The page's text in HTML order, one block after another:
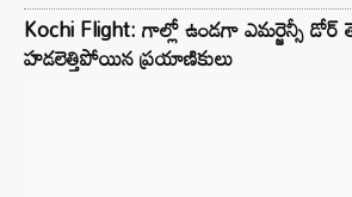
Kochi Flight: గాల్లో ఉండగా ఎమర్జెన్సీ డోర్
హడలెత్తిపోయిన ప్రయాణికులు